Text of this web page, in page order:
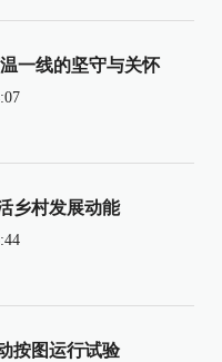
一线的坚守与关怀
乡村发展动能
按图运行试验